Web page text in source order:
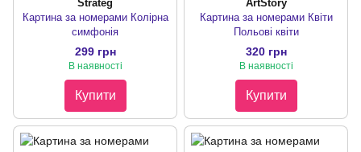
Strateg
Картина за номерами Колірна
симфонія
299 грн
В наявності
Купити
ArtStory
Картина за номерами Квіти
Польові квіти
320 грн
В наявності
Купити